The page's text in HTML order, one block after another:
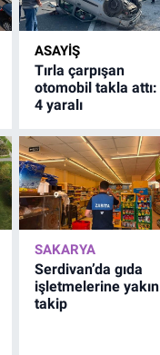
ASAYİŞ
Tırla çarpışan
otomobil takla attı:
4 yaralı
SAKARYA
Serdivan’da gıda
işletmelerine yakın
takip